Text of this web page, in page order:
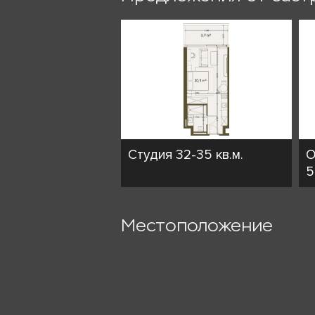
Студия 32-35 кв.м.
Местоположение